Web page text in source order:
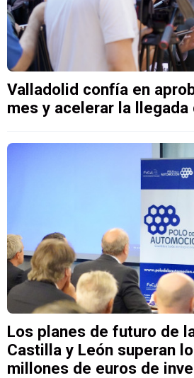
Valladolid confía en
mes y acelerar la llegada
Los planes de futuro de
Castilla y León superan
millones de euros de